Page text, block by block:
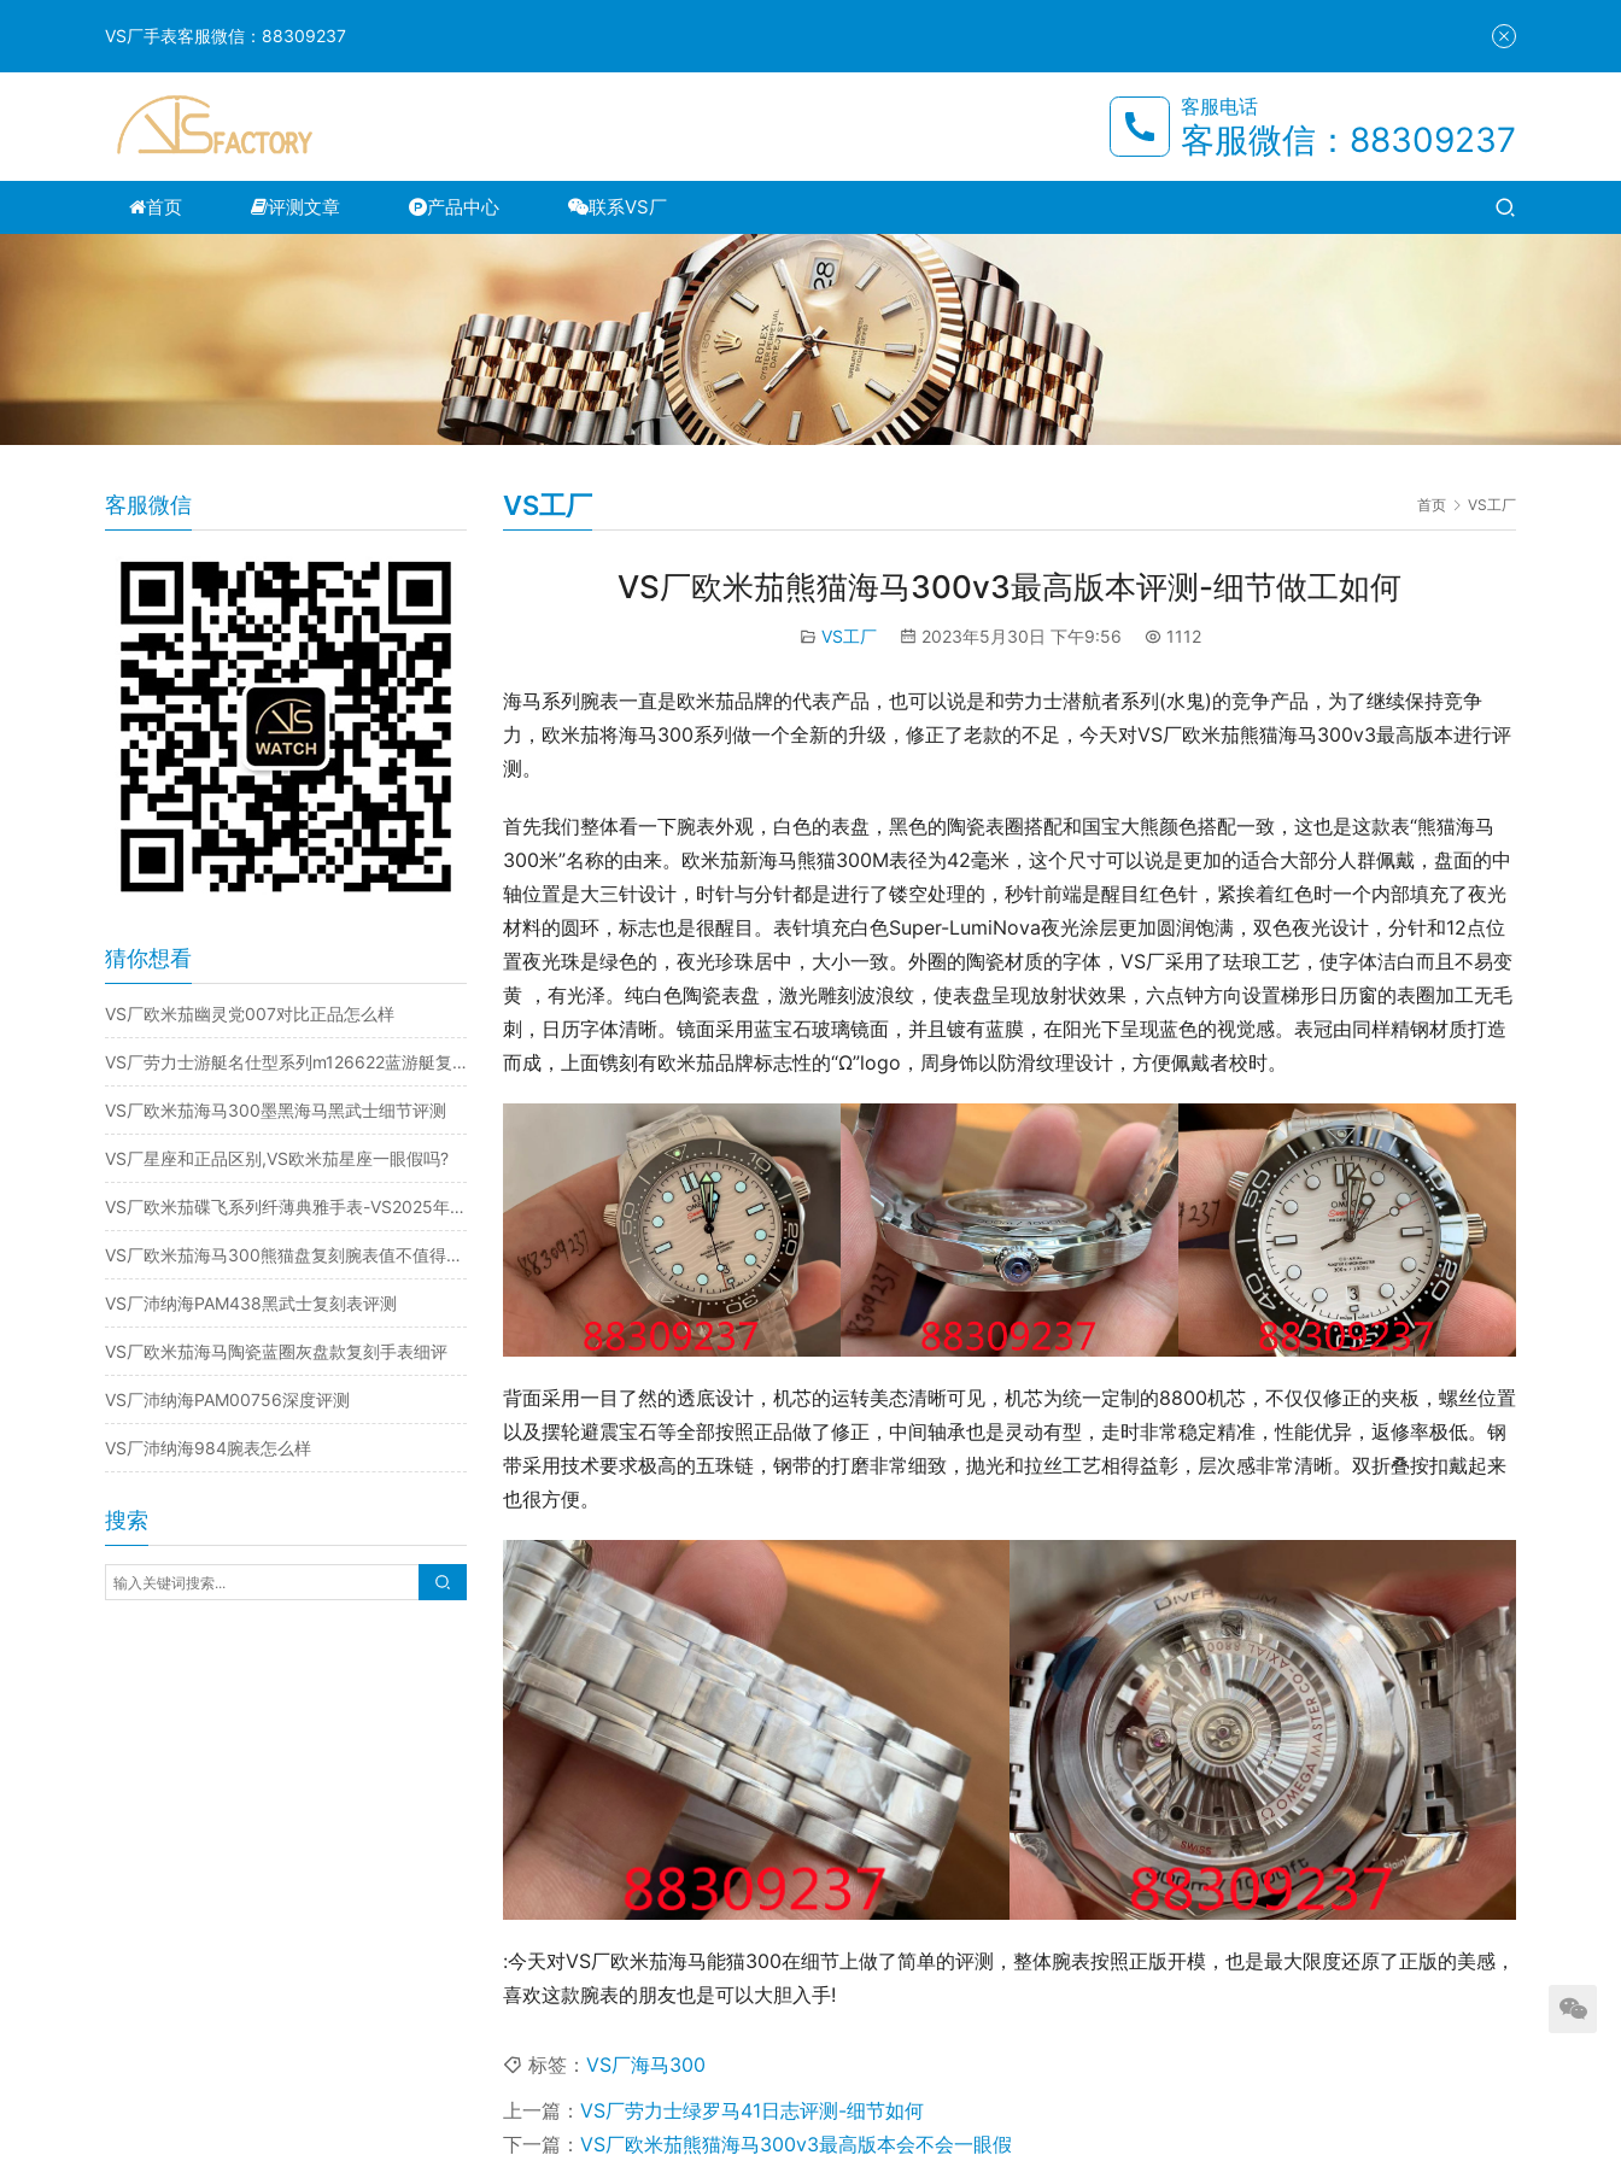
客服电话
客服微信：88309237
首页 评测文章 产品中心 联系VS厂
首页 VS工厂
VS工厂
VS厂欧米茄熊猫海马300v3最高版本评测-细节做工如何
VS工厂 2023年5月30日 下午9:56 1112
海马系列腕表一直是欧米茄品牌的代表产品，也可以说是和劳力士潜航者系列(水鬼)的竞争产品，为了继续保持竞争
力，欧米茄将海马300系列做一个全新的升级，修正了老款的不足，今天对VS厂欧米茄熊猫海马300v3最高版本进行评
测。
首先我们整体看一下腕表外观，白色的表盘，黑色的陶瓷表圈搭配和国宝大熊颜色搭配一致，这也是这款表“熊猫海马
300米”名称的由来。欧米茄新海马熊猫300M表径为42毫米，这个尺寸可以说是更加的适合大部分人群佩戴，盘面的中
轴位置是大三针设计，时针与分针都是进行了镂空处理的，秒针前端是醒目红色针，紧挨着红色时一个内部填充了夜光
材料的圆环，标志也是很醒目。表针填充白色Super-LumiNova夜光涂层更加圆润饱满，双色夜光设计，分针和12点位
置夜光珠是绿色的，夜光珍珠居中，大小一致。外圈的陶瓷材质的字体，VS厂采用了珐琅工艺，使字体洁白而且不易变
黄 ，有光泽。纯白色陶瓷表盘，激光雕刻波浪纹，使表盘呈现放射状效果，六点钟方向设置梯形日历窗的表圈加工无毛
刺，日历字体清晰。镜面采用蓝宝石玻璃镜面，并且镀有蓝膜，在阳光下呈现蓝色的视觉感。表冠由同样精钢材质打造
而成，上面镌刻有欧米茄品牌标志性的“Ω”logo，周身饰以防滑纹理设计，方便佩戴者校时。
背面采用一目了然的透底设计，机芯的运转美态清晰可见，机芯为统一定制的8800机芯，不仅仅修正的夹板，螺丝位置
以及摆轮避震宝石等全部按照正品做了修正，中间轴承也是灵动有型，走时非常稳定精准，性能优异，返修率极低。钢
带采用技术要求极高的五珠链，钢带的打磨非常细致，抛光和拉丝工艺相得益彰，层次感非常清晰。双折叠按扣戴起来
也很方便。
:今天对VS厂欧米茄海马能猫300在细节上做了简单的评测，整体腕表按照正版开模，也是最大限度还原了正版的美感，
喜欢这款腕表的朋友也是可以大胆入手!
标签： VS厂海马300
上一篇： VS厂劳力士绿罗马41日志评测-细节如何
下一篇： VS厂欧米茄熊猫海马300v3最高版本会不会一眼假
客服微信
猜你想看
VS厂欧米茄幽灵党007对比正品怎么样
VS厂劳力士游艇名仕型系列m126622蓝游艇复刻表是否值得入手-VS手表怎么样
VS厂欧米茄海马300墨黑海马黑武士细节评测
VS厂星座和正品区别,VS欧米茄星座一眼假吗?
VS厂欧米茄碟飞系列纤薄典雅手表-VS2025年新品复刻表
VS厂欧米茄海马300熊猫盘复刻腕表值不值得入手
VS厂沛纳海PAM438黑武士复刻表评测
VS厂欧米茄海马陶瓷蓝圈灰盘款复刻手表细评
VS厂沛纳海PAM00756深度评测
VS厂沛纳海984腕表怎么样
搜索
VS厂手表客服微信：88309237